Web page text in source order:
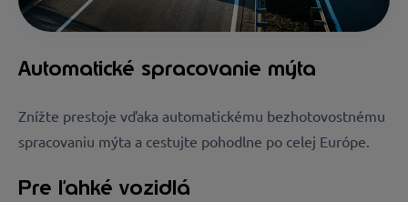
Automatické spracovanie mýta
Znížte prestoje vďaka automatickému bezhotovostnému
spracovaniu mýta a cestujte pohodlne po celej Európe.
Pre ľahké vozidlá